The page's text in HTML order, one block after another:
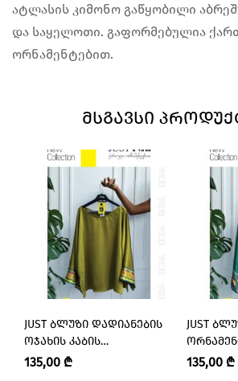
ატლასის კიმონო გაწყობილი
და საყელოთი. გაფორმებულია
ორნამენტებით.
ᲛᲡᲒᲐᲕᲡᲘ
JUST ᲑᲚᲣᲖᲘ ᲓᲐᲓᲘᲐᲜᲔᲑᲘᲡ
ᲝᲯᲐᲮᲘᲡ ᲙᲐᲑᲘᲡ
ᲝᲠᲜᲐᲛᲔᲜᲢᲘᲗ – “13 ᲕᲐᲠ •
135,00 ₾
JUST
I’M 13”
135,00 ₾